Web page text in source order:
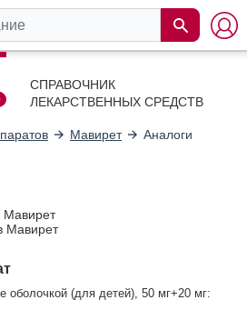
СПРАВОЧНИК
ЛЕКАРСТВЕННЫХ СРЕДСТВ
Мавирет Аналоги
Мавирет
Мавирет
оболочкой (для детей), 50 мг+20 мг: